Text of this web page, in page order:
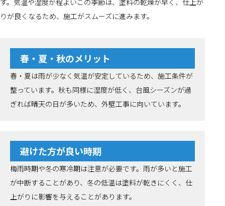
す。気温や湿度が程よいこの季節は、塗料の乾燥が早く、仕上が
りが良くなるため、施工がスムーズに進みます。
春・夏・秋のメリット
春・夏は雨が少なく気温が安定しているため、施工条件が
整っています。秋も同様に湿度が低く、台風シーズンが過
ぎれば晴天の日が多いため、外壁工事に向いています。
避けた方が良い時期
梅雨時期や冬の寒冷期は注意が必要です。雨が多いと施工
が中断することがあり、冬の低温は塗料が乾きにくく、仕
上がりに影響を与えることがあります。